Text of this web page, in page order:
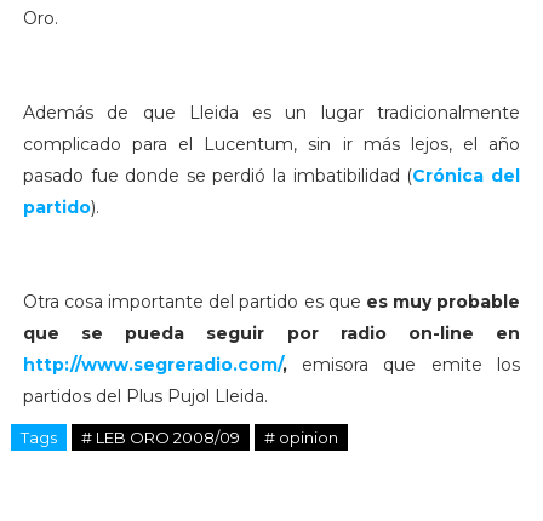
Oro.
Además de que Lleida es un lugar tradicionalmente
complicado para el Lucentum, sin ir más lejos, el año
pasado fue donde se perdió la imbatibilidad (Crónica del
partido).
Otra cosa importante del partido es que es muy probable
que se pueda seguir por radio on-line en
http://www.segreradio.com/,emisora que emite los
partidos del Plus Pujol Lleida.
Tags # LEB ORO 2008/09 # opinion